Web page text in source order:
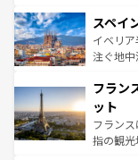
ろん、
景など
ピザや
ませて
なお、新
しい。
スペイ
イベリ
注ぐ地
文化が
れる闘
る。首
アート
フラン
ット
フラン
指の観